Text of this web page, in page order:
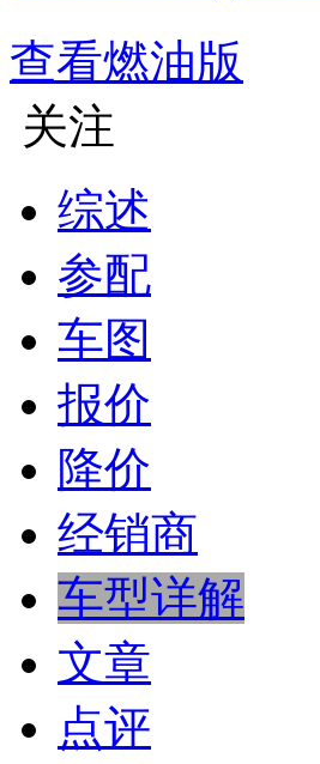
查看燃油版
关注
综述
参配
车图
报价
降价
经销商
车型详解
文章
点评